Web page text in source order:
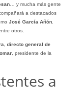
… y mucha más gente
a destacados
José García Añón,
otros.
, directo general de
, presidente de la
a